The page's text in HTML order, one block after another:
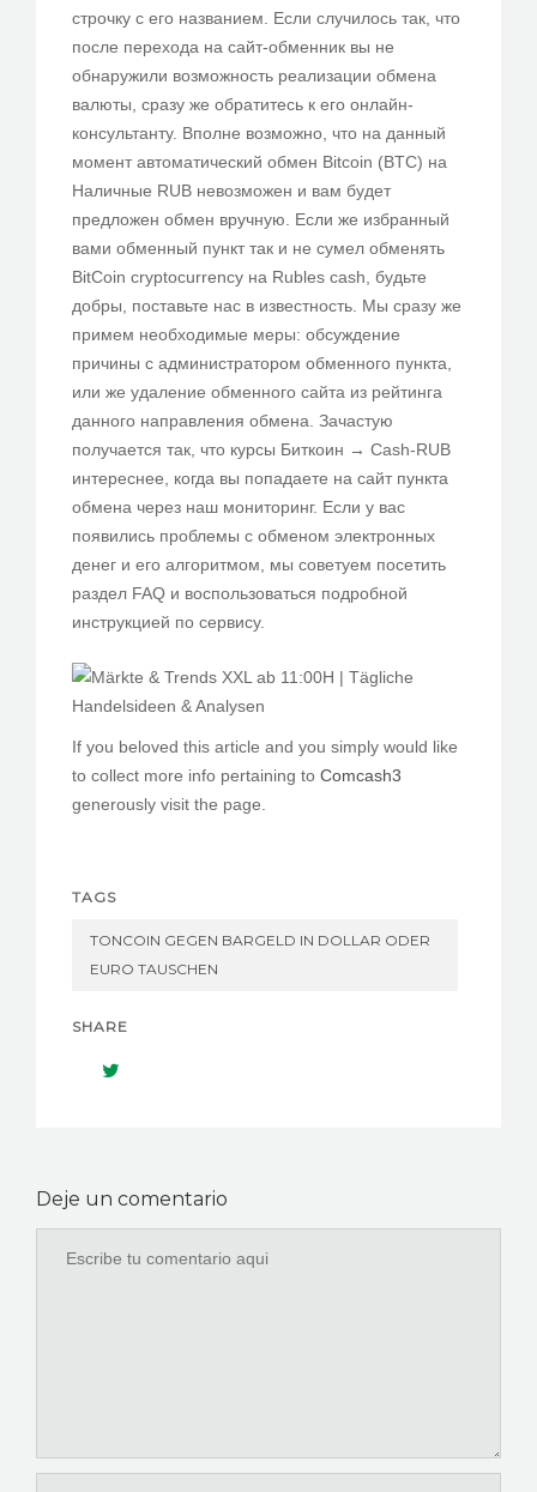
строчку с его названием. Если случилось так, что
после перехода на сайт-обменник вы не
обнаружили возможность реализации обмена
валюты, сразу же обратитесь к его онлайн-
консультанту. Вполне возможно, что на данный
момент автоматический обмен Bitcoin (BTC) на
Наличные RUB невозможен и вам будет
предложен обмен вручную. Если же избранный
вами обменный пункт так и не сумел обменять
BitCoin cryptocurrency на Rubles cash, будьте
добры, поставьте нас в известность. Мы сразу же
примем необходимые меры: обсуждение
причины с администратором обменного пункта,
или же удаление обменного сайта из рейтинга
данного направления обмена. Зачастую
получается так, что курсы Биткоин → Cash-RUB
интереснее, когда вы попадаете на сайт пункта
обмена через наш мониторинг. Если у вас
появились проблемы с обменом электронных
денег и его алгоритмом, мы советуем посетить
раздел FAQ и воспользоваться подробной
инструкцией по сервису.
If you beloved this article and you simply would like
to collect more info pertaining to Comcash3
generously visit the page.
TAGS
TONCOIN GEGEN BARGELD IN DOLLAR ODER
EURO TAUSCHEN
SHARE
Deje un comentario